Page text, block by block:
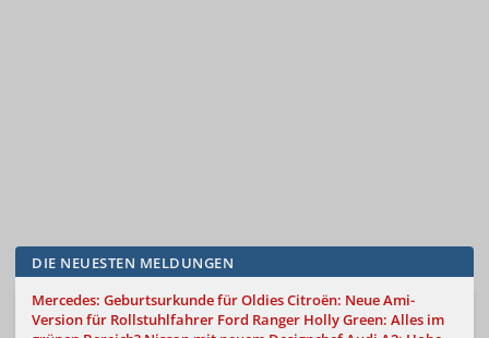
DIE NEUESTEN MELDUNGEN
Mercedes: Geburtsurkunde für OldiesCitroën: Neue Ami-
Version für Rollstuhlfahrer Ford Ranger Holly Green: Alles im